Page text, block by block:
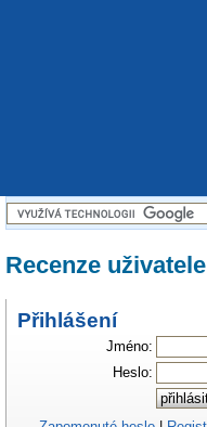
Recenze
Přihlášení
Jméno:
Heslo: